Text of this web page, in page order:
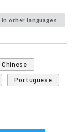
in other languages
Chinese
Portuguese